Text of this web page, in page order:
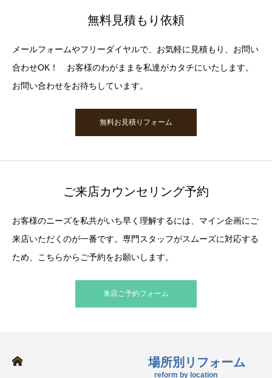
無料見積もり依頼
メールフォームやフリーダイヤルで、お気軽に見積もり、お問い
合わせOK！ お客様のわがままを私達がカタチにいたします。
お問い合わせをお待ちしています。
無料お見積りフォーム
ご来店カウンセリング予約
お客様のニーズを私共がいち早く理解するには、マイン企画にご
来店いただくのが一番です。専門スタッフがスムーズに対応する
ため、こちらからご予約をお願いします。
来店ご予約フォーム
場所別リフォーム
reform by location